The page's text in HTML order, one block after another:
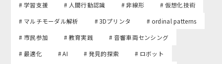
# 学習支援
# 人間行動認識 # 非線形
# 仮想化技術
# マルチモーダル解析
# 3Dプリンタ
# ordinal patterns
# 市民参加
# 教育実践
# 音響車両センシング
# 最適化
# AI # 発見的探索
# ロボット